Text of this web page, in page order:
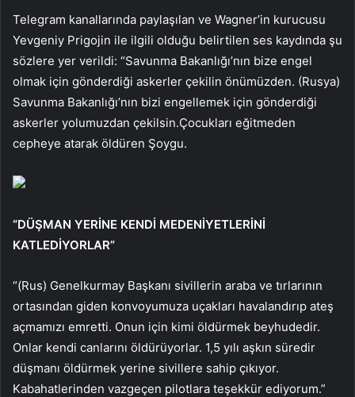
Telegram kanallarında paylaşılan ve Wagner’in kurucusu
Yevgeniy Prigojin ile ilgili olduğu belirtilen ses kaydında şu
sözlere yer verildi: “Savunma Bakanlığı’nın bize engel
olmak için gönderdiği askerler çekilin önümüzden. (Rusya)
Savunma Bakanlığı’nın bizi engellemek için gönderdiği
askerler yolumuzdan çekilsin.Çocukları eğitmeden
cepheye atarak öldüren Şoygu.
“DÜŞMAN YERİNE KENDİ MEDENİYETLERİNİ
KATLEDİYORLAR”
“(Rus) Genelkurmay Başkanı sivillerin araba ve tırlarının
ortasından giden konvoyumuza uçakları havalandırıp ateş
açmamızı emretti. Onun için kimi öldürmek beyhudedir.
Onlar kendi canlarını öldürüyorlar. 1,5 yılı aşkın süredir
düşmanı öldürmek yerine sivillere sahip çıkıyor.
Kabahatlerinden vazgeçen pilotlara teşekkür ediyorum.”